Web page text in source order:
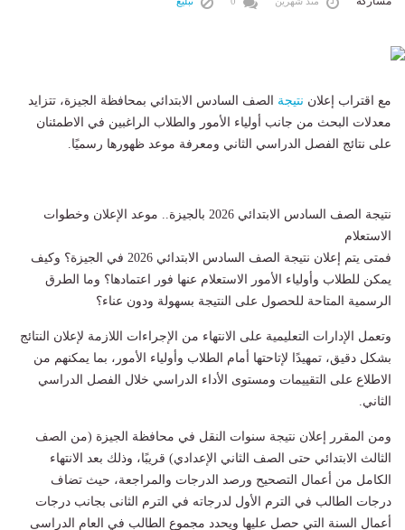
مع اقتراب إعلان نتيجة الصف السادس الابتدائي بمحافظة الجيزة، تتزايد
معدلات البحث من جانب أولياء الأمور والطلاب الراغبين في الاطمئنان
على نتائج الفصل الدراسي الثاني ومعرفة موعد ظهورها رسميًا.
نتيجة الصف السادس الابتدائي 2026 بالجيزة.. موعد الإعلان وخطوات
الاستعلام
فمتى يتم إعلان نتيجة الصف السادس الابتدائي 2026 في الجيزة؟ وكيف
يمكن للطلاب وأولياء الأمور الاستعلام عنها فور اعتمادها؟ وما الطرق
الرسمية المتاحة للحصول على النتيجة بسهولة ودون عناء؟
وتعمل الإدارات التعليمية على الانتهاء من الإجراءات اللازمة لإعلان النتائج
بشكل دقيق، تمهيدًا لإتاحتها أمام الطلاب وأولياء الأمور، بما يمكنهم من
الاطلاع على التقييمات ومستوى الأداء الدراسي خلال الفصل الدراسي
الثاني.
ومن المقرر إعلان نتيجة سنوات النقل في محافظة الجيزة (من الصف
الثالث الابتدائي حتى الصف الثاني الإعدادي) قريبًا، وذلك بعد الانتهاء
الكامل من أعمال التصحيح ورصد الدرجات والمراجعة، حيث تضاف
درجات الطالب في الترم الأول لدرجاته في الترم الثانى بجانب درجات
أعمال السنة التي حصل عليها ويحدد مجموع الطالب في العام الدراسى